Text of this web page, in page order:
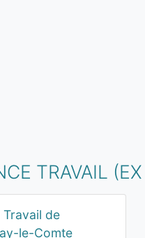
TRAVAIL
Travail de
le-Comte